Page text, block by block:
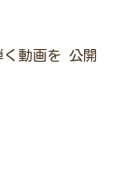
動画を 公開